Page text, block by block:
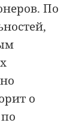
По
о